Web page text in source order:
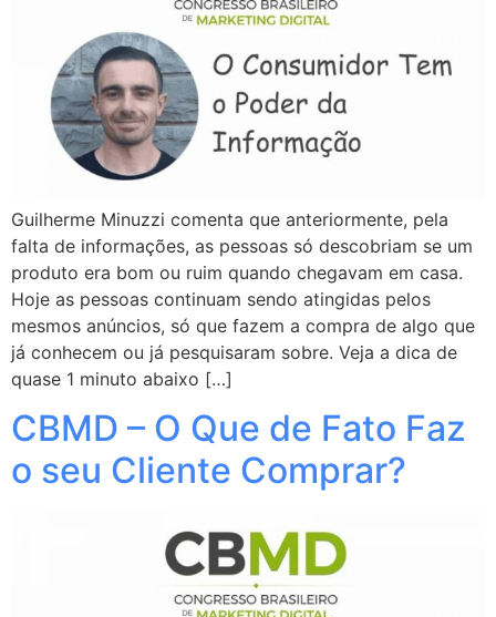
Guilherme Minuzzi comenta que anteriormente, pela
falta de informações, as pessoas só descobriam se um
produto era bom ou ruim quando chegavam em casa.
Hoje as pessoas continuam sendo atingidas pelos
mesmos anúncios, só que fazem a compra de algo que
já conhecem ou já pesquisaram sobre. Veja a dica de
quase 1 minuto abaixo […]
CBMD – O Que de Fato Faz
o seu Cliente Comprar?